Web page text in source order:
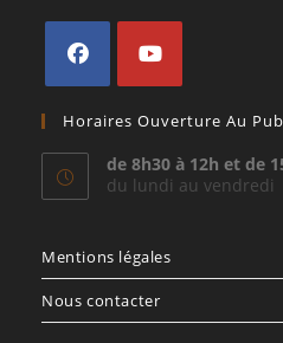
dans
un
nouvel
dans
un
nouvel
Horaires Ouverture Au
de 8h30 à 12h et de
du lundi au vendredi
Mentions légales
Nous contacter